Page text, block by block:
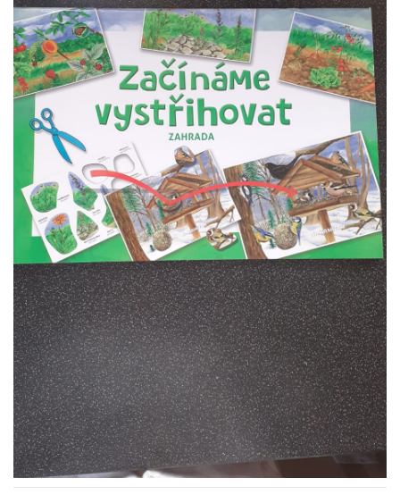
VZDĚLÁVACÍ BLOK ZÁŘÍ
VZDĚLÁVACÍ BLOK ŘÍJEN
VZDĚLÁVACÍ BLOK LISTOPAD
VZDĚLÁVACÍ BLOK PROSINEC
VZDĚLÁVACÍ BLOK LEDEN
VZDĚLÁVACÍ BLOK ÚNOR
VZDĚLÁVACÍ BLOK BŘEZEN
VZDĚLÁVACÍ BLOK DUBEN
VÝTVARNÉ TECHNIKY